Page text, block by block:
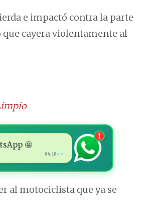
e impactó contra la parte
que cayera violentamente al
🤩
04:10 ✓✓
1
al motociclista que ya se